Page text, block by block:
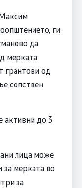
ги
да
мерката
грантови од
сопствен
активни до 3
лица може
за мерката во
за